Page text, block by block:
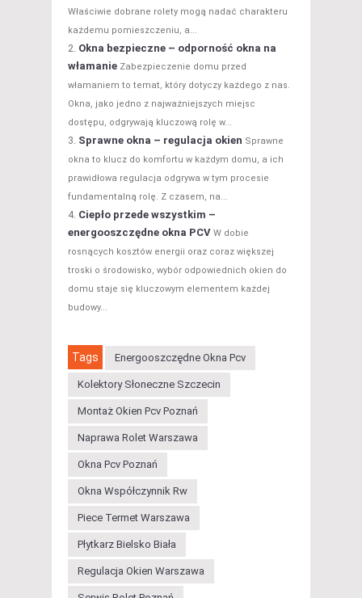
Właściwie dobrane rolety mogą nadać charakteru
każdemu pomieszczeniu, a...
Okna bezpieczne – odporność okna na
włamanie Zabezpieczenie domu przed
włamaniem to temat, który dotyczy każdego z nas.
Okna, jako jedno z najważniejszych miejsc
dostępu, odgrywają kluczową rolę w...
Sprawne okna – regulacja okien Sprawne
okna to klucz do komfortu w każdym domu, a ich
prawidłowa regulacja odgrywa w tym procesie
fundamentalną rolę. Z czasem, na...
Ciepło przede wszystkim –
energooszczędne okna PCV W dobie
rosnących kosztów energii oraz coraz większej
troski o środowisko, wybór odpowiednich okien do
domu staje się kluczowym elementem każdej
budowy...
Tags Energooszczędne Okna Pcv
Kolektory Słoneczne Szczecin
Montaż Okien Pcv Poznań
Naprawa Rolet Warszawa
Okna Pcv Poznań
Okna Współczynnik Rw
Piece Termet Warszawa
Płytkarz Bielsko Biała
Regulacja Okien Warszawa